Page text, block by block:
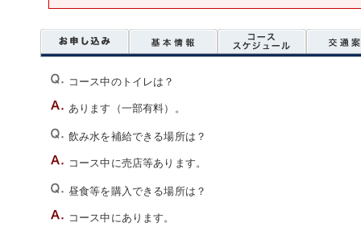
コース中のトイレは？
あります（一部有料）。
飲み水を補給できる場所は？
コース中に売店等あります。
昼食等を購入できる場所は？
コース中にあります。